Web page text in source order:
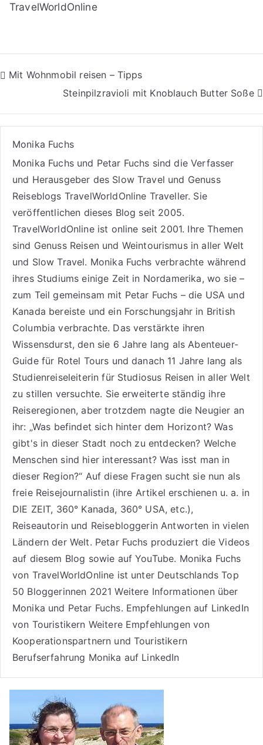
TravelWorldOnline
Beitragsnavigation
Mit Wohnmobil reisen – Tipps
Steinpilzravioli mit Knoblauch Butter Soße
Monika Fuchs
Monika Fuchs und Petar Fuchs sind die Verfasser
und Herausgeber des Slow Travel und Genuss
Reiseblogs TravelWorldOnline Traveller. Sie
veröffentlichen dieses Blog seit 2005.
TravelWorldOnline ist online seit 2001. Ihre Themen
sind Genuss Reisenund Weintourismusin aller Welt
und Slow Travel. Monika Fuchs verbrachte während
ihres Studiums einige Zeit in Nordamerika, wo sie –
zum Teil gemeinsam mit Petar Fuchs – die USA und
Kanada bereiste und ein Forschungsjahr in British
Columbia verbrachte. Das verstärkte ihren
Wissensdurst, den sie 6 Jahre lang alsAbenteuer-
Guide für Rotel Tours und danach 11 Jahre lang als
Studienreiseleiterin für Studiosus Reisen in aller Welt
zu stillen versuchte. Sie erweiterte ständig ihre
Reiseregionen, aber trotzdem nagte die Neugier an
ihr: „Was befindet sich hinter dem Horizont? Was
gibt's in dieser Stadt noch zu entdecken? Welche
Menschen sind hier interessant? Was isst man in
dieser Region?“ Auf diese Fragen sucht sie nun als
freie Reisejournalistin (ihre Artikel erschienen u. a. in
DIE ZEIT, 360° Kanada, 360° USA, etc.),
Reiseautorinund Reisebloggerin Antworten in vielen
Ländern der Welt. Petar Fuchs produziert die Videos
auf diesem Blog sowie aufYouTube. Monika Fuchs
von TravelWorldOnline ist unter Deutschlands Top
50 Bloggerinnen 2021 Weitere Informationen über
Monika und Petar Fuchs. Empfehlungen auf LinkedIn
von Touristikern Weitere Empfehlungen von
Kooperationspartnern und Touristikern
Berufserfahrung Monika auf LinkedIn